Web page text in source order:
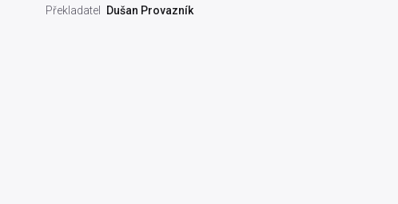
Překladatel Dušan Provazník